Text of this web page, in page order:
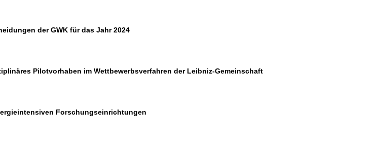
der GWK für das Jahr 2024
Pilotvorhaben im Wettbewerbsverfahren der Leibniz-Gemeinschaft
Forschungseinrichtungen